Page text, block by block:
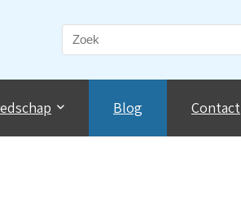
Blog Contact